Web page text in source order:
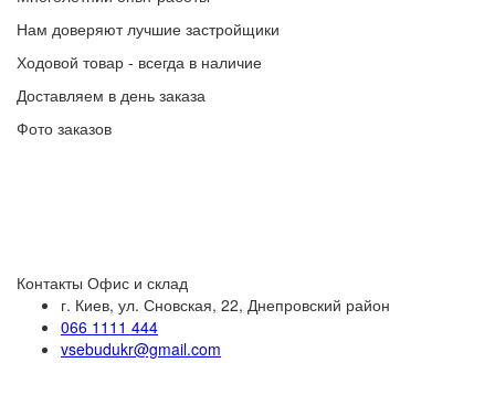
Нам доверяют лучшие застройщики
Ходовой товар - всегда в наличие
Доставляем в день заказа
Фото заказов
Контакты Офис и склад
г. Киев, ул. Сновская, 22, Днепровский район
066 1111 444
vsebudukr@gmail.com